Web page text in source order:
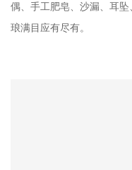
偶、手工肥皂、沙漏、耳坠
琅满目应有尽有。